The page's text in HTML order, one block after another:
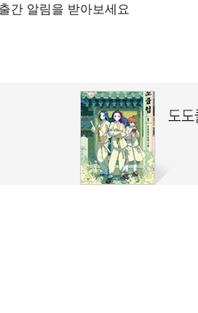
간 알림을 받아보세요